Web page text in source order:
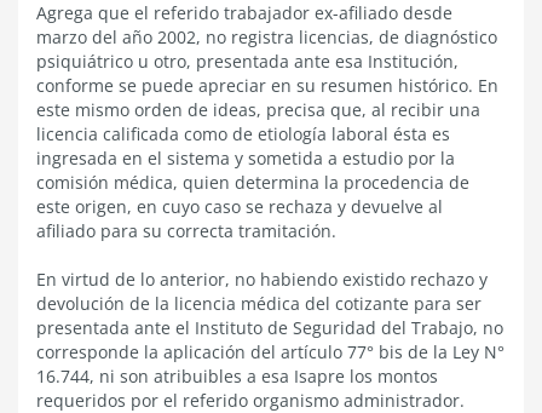
Agrega que el referido trabajador ex-afiliado desde
marzo del año 2002, no registra licencias, de diagnóstico
psiquiátrico u otro, presentada ante esa Institución,
conforme se puede apreciar en su resumen histórico. En
este mismo orden de ideas, precisa que, al recibir una
licencia calificada como de etiología laboral ésta es
ingresada en el sistema y sometida a estudio por la
comisión médica, quien determina la procedencia de
este origen, en cuyo caso se rechaza y devuelve al
afiliado para su correcta tramitación.
En virtud de lo anterior, no habiendo existido rechazo y
devolución de la licencia médica del cotizante para ser
presentada ante el Instituto de Seguridad del Trabajo, no
corresponde la aplicación del artículo 77° bis de la Ley N°
16.744, ni son atribuibles a esa Isapre los montos
requeridos por el referido organismo administrador.